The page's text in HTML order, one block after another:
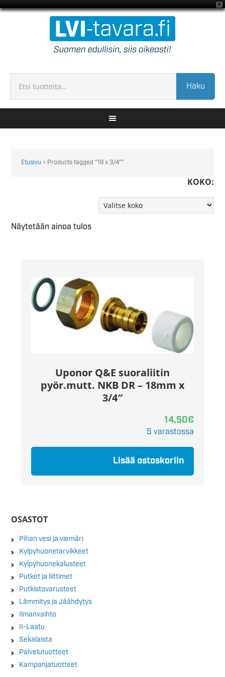
X
Haku
Etusivu > Products tagged “18 x 3/4"”
KOKO:
Näytetään ainoa tulos
Uponor Q&E suoraliitin
pyör.mutt. NKB DR – 18mm x
3/4″
14,50€
5 varastossa
Lisää ostoskoriin
OSASTOT
Pihan vesi ja viemäri
Kylpyhuonetarvikkeet
Kylpyhuonekalusteet
Putket ja liittimet
Putkistovarusteet
Lämmitys ja Jäähdytys
Ilmanvaihto
II-Laatu
Sekalaista
Palvelutuotteet
Kampanjatuotteet